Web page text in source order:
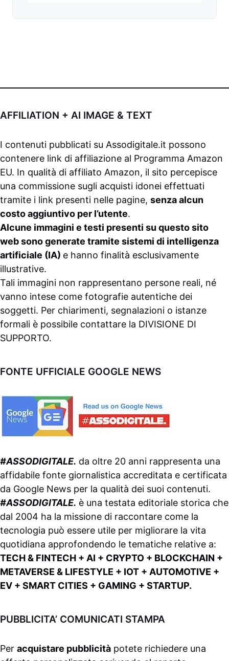
AFFILIATION + AI IMAGE & TEXT
I contenuti pubblicati su Assodigitale.it possono
contenere link di affiliazione al Programma Amazon
EU. In qualità di affiliato Amazon, il sito percepisce
una commissione sugli acquisti idonei effettuati
tramite i link presenti nelle pagine, senza alcun
costo aggiuntivo per l’utente.
Alcune immagini e testi presenti su questo sito
web sono generate tramite sistemi di intelligenza
artificiale (IA) e hanno finalità esclusivamente
illustrative.
Tali immagini non rappresentano persone reali, né
vanno intese come fotografie autentiche dei
soggetti. Per chiarimenti, segnalazioni o istanze
formali è possibile contattare la DIVISIONE DI
SUPPORTO.
FONTE UFFICIALE GOOGLE NEWS
#ASSODIGITALE. da oltre 20 anni rappresenta una
affidabile fonte giornalistica accreditata e certificata
da Google News per la qualità dei suoi contenuti.
#ASSODIGITALE. è una testata editoriale storica che
dal 2004 ha la missione di raccontare come la
tecnologia può essere utile per migliorare la vita
quotidiana approfondendo le tematiche relative a:
TECH & FINTECH + AI + CRYPTO + BLOCKCHAIN +
METAVERSE & LIFESTYLE + IOT + AUTOMOTIVE +
EV + SMART CITIES + GAMING + STARTUP.
PUBBLICITA’ COMUNICATI STAMPA
Per acquistare pubblicità potete richiedere una